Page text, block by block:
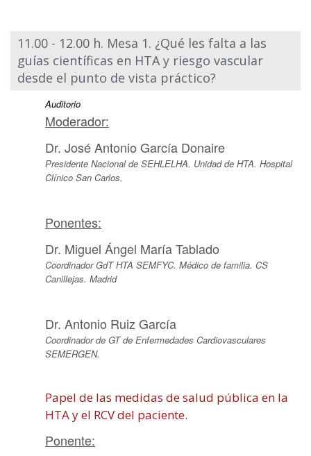
11.00 - 12.00 h. Mesa 1. ¿Qué les falta a las
guías científicas en HTA y riesgo vascular
desde el punto de vista práctico?
Auditorio
Moderador:
Dr. José Antonio García Donaire
Presidente Nacional de SEHLELHA. Unidad de HTA. Hospital
Clínico San Carlos.
Ponentes:
Dr. Miguel Ángel María Tablado
Coordinador GdT HTA SEMFYC. Médico de familia. CS
Canillejas. Madrid
Dr. Antonio Ruiz García
Coordinador de GT de Enfermedades Cardiovasculares
SEMERGEN.
Papel de las medidas de salud pública en la
HTA y el RCV del paciente.
Ponente: